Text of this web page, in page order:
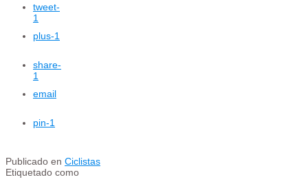
tweet-
1
plus-1
share-
1
email
pin-1
Publicado en Ciclistas
Etiquetado como